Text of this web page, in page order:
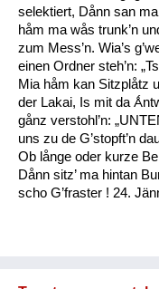
selektiert, Dånn san
håm ma wås trunk’n
zum Mess’n. Wia’s
einen Ordner steh’n:
Mia håm kan Sitzplåtz
der Lakai, Is mit da
gånz verstohl’n:
uns zu de G’stopft’n
Ob långe oder kurze
Dånn sitz’ ma hintan
scho G’fraster ! 24.